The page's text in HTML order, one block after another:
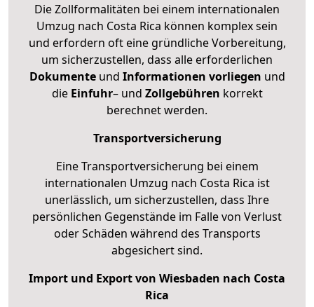
Die Zollformalitäten bei einem internationalen
Umzug nach Costa Rica können komplex sein
und erfordern oft eine gründliche Vorbereitung,
um sicherzustellen, dass alle erforderlichen
Dokumenteund Informationen vorliegen und
die Einfuhr– und Zollgebühren korrekt
berechnet werden.
Transportversicherung
Eine Transportversicherung bei einem
internationalen Umzug nach Costa Rica ist
unerlässlich, um sicherzustellen, dass Ihre
persönlichen Gegenstände im Falle von Verlust
oder Schäden während des Transports
abgesichert sind.
Import und Export von Wiesbaden nach Costa
Rica